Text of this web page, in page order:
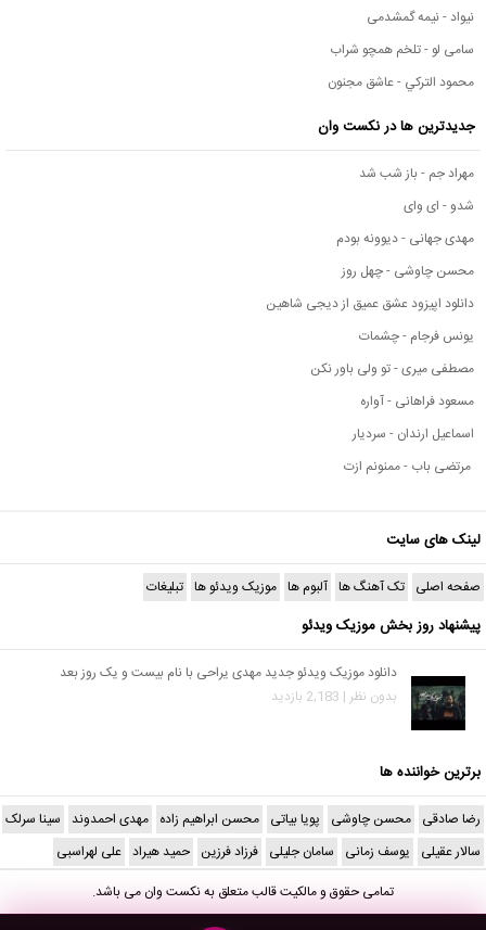
نیواد - نیمه گمشدمی
سامی لو - تلخم همچو شراب
محمود التركي - عاشق مجنون
جدیدترین ها در نکست وان
مهراد جم - باز شب شد
شدو - ای وای
مهدی جهانی - دیوونه بودم
محسن چاوشی - چهل روز
دانلود اپیزود عشق عمیق از دیجی شاهین
یونس فرجام - چشمات
مصطفی میری - تو ولی باور نکن
مسعود فراهانی - آواره
اسماعیل ارندان - سردیار
مرتضی باب - ممنونم ازت
لینک های سایت
صفحه اصلی تک آهنگ ها آلبوم ها موزیک ویدئو ها تبلیغات
پیشنهاد روز بخش موزیک ویدئو
دانلود موزیک ویدئو جدید مهدی یراحی با نام بیست و یک روز بعد
بدون نظر | 2,183 بازدید
برترین خواننده ها
رضا صادقی محسن چاوشی پویا بیاتی محسن ابراهیم زاده مهدی احمدوند سینا سرلک
سالار عقیلی یوسف زمانی سامان جلیلی فرزاد فرزین حمید هیراد علی لهراسبی
تمامی حقوق و مالکیت قالب متعلق بهنکست وانمی باشد.